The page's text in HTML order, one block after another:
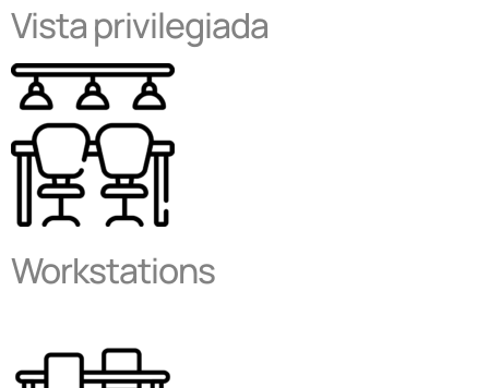
Vista privilegiada
Workstations